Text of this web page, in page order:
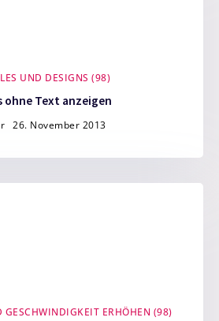
UND DESIGNS (98)
ohne Text anzeigen
26. November 2013
GESCHWINDIGKEIT ERHÖHEN (98)